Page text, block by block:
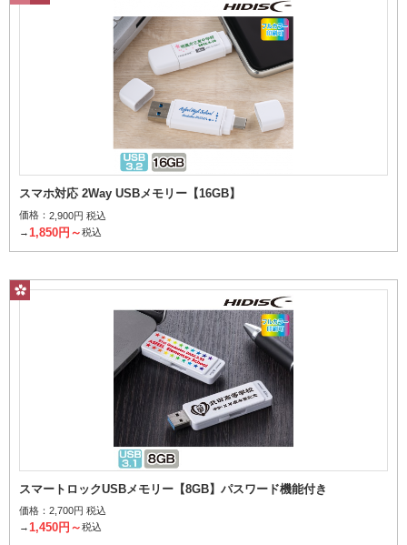
スマホ対応 2Way USBメモリー【16GB】
価格： 2,900円 税込
→ 1,850円～税込
スマートロックUSBメモリー【8GB】パスワード機能付き
価格： 2,700円 税込
→1,450円～税込